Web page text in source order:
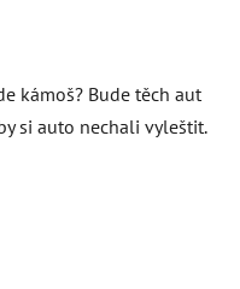
kámoš? Bude těch aut
si auto nechali vyleštit.